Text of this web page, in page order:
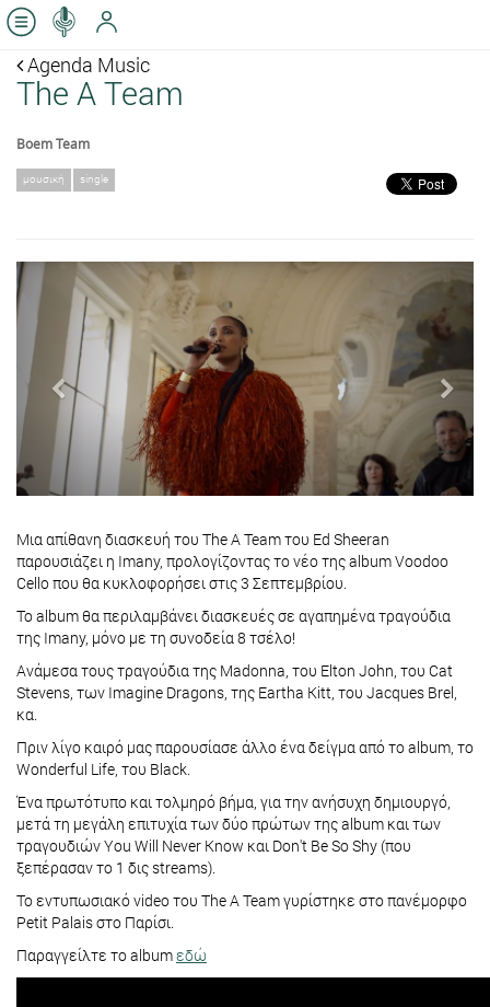
Agenda Music
The A Team
Boem Team
μουσική single
Previous Next
Μια απίθανη διασκευή του The A Team του Ed Sheeran
παρουσιάζει η Imany, προλογίζοντας το νέο της album Voodoo
Cello που θα κυκλοφορήσει στις 3 Σεπτεμβρίου.
Το album θα περιλαμβάνει διασκευές σε αγαπημένα τραγούδια
της Imany, μόνο με τη συνοδεία 8 τσέλο!
Ανάμεσα τους τραγούδια της Madonna, του Εlton John, του Cat
Stevens, των Imagine Dragons, της Eartha Kitt, του Jacques Brel,
κα.
Πριν λίγο καιρό μας παρουσίασε άλλο ένα δείγμα από το album, το
Wonderful Life, του Black.
Ένα πρωτότυπο και τολμηρό βήμα, για την ανήσυχη δημιουργό,
μετά τη μεγάλη επιτυχία των δύο πρώτων της album και των
τραγουδιών You Will Never Know και Don't Be So Shy (που
ξεπέρασαν το 1 δις streams).
Το εντυπωσιακό video του The A Team γυρίστηκε στο πανέμορφο
Petit Palais στο Παρίσι.
Παραγγείλτε το albumεδώ